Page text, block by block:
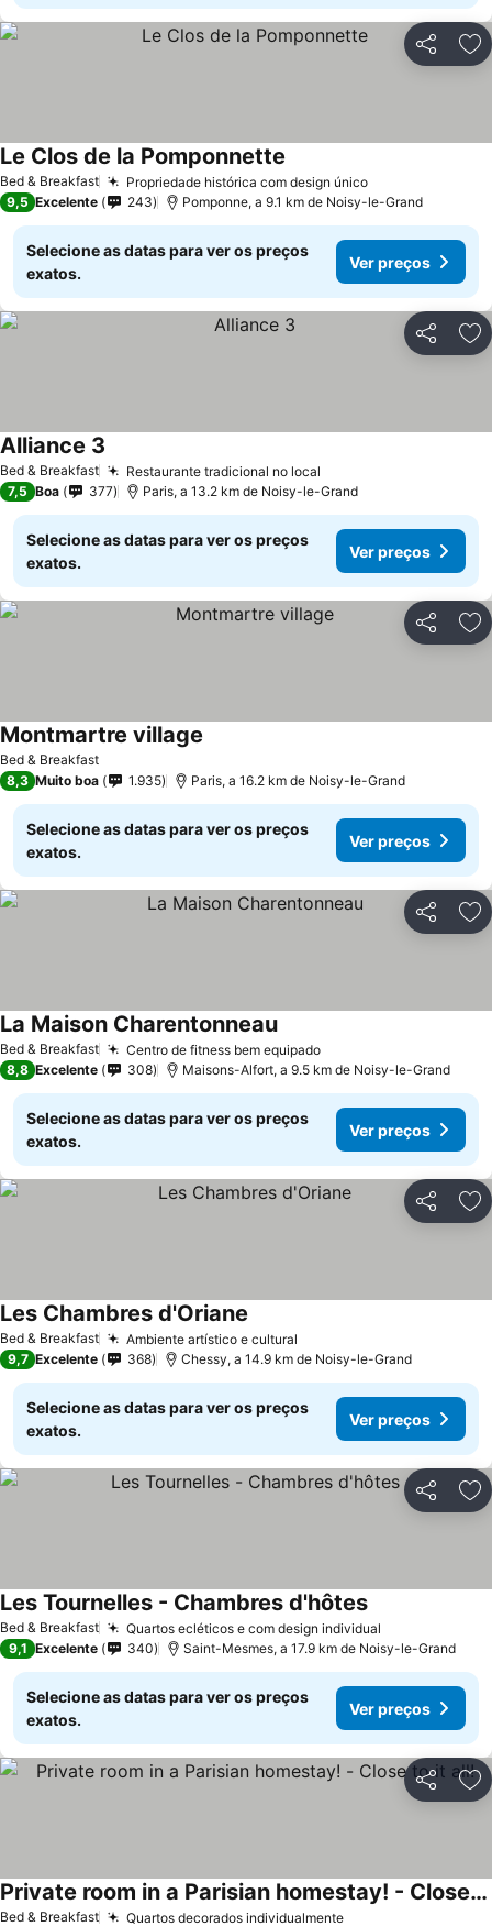
Partilhar
Bed & Breakfast Propriedade histórica com design únicoVer preços
Le Clos de la Pomponnette
9,5 Excelente 243 Pomponne, a 9.1 km de Noisy-le-Grand
Selecione as datas para ver os preços
exatos.
Ver preços
Partilhar
Bed & Breakfast Restaurante tradicional no local
Alliance 3
7,5 Boa 377 Paris, a 13.2 km de Noisy-le-Grand
Selecione as datas para ver os preços
exatos.
Ver preços
Partilhar
Bed & Breakfast
Montmartre village
8,3 Muito boa 1.935 Paris, a 16.2 km de Noisy-le-Grand
Selecione as datas para ver os preços
exatos.
Ver preços
Partilhar
Bed & Breakfast Centro de fitness bem equipadoVer preços
La Maison CharentonneauVer preços
8,8 Excelente 308 Maisons-Alfort, a 9.5 km de Noisy-le-Grand
Selecione as datas para ver os preços
exatos.
Ver preços
Partilhar
Bed & Breakfast Ambiente artístico e cultural
Les Chambres d'Oriane
9,7 Excelente 368 Chessy, a 14.9 km de Noisy-le-Grand
Selecione as datas para ver os preços
exatos.
Ver preços
Partilhar
Bed & Breakfast Quartos ecléticos e com design individual
Les Tournelles - Chambres d'hôtesVer preços
9,1 Excelente 340 Saint-Mesmes, a 17.9 km de Noisy-le-Grand
Selecione as datas para ver os preços
exatos.
Ver preços
Partilhar
Bed & Breakfast Quartos decorados individualmenteVer preços
Private room in a Parisian homestay! - Close to it all!
Ver preços